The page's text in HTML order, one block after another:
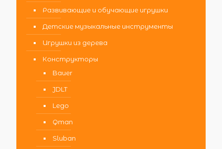
Развивающие и обучающие игрушки
Детские музыкальные инструменты
Игрушки из дерева
Конструкторы
Bauer
JDLT
Lego
Qman
Sluban